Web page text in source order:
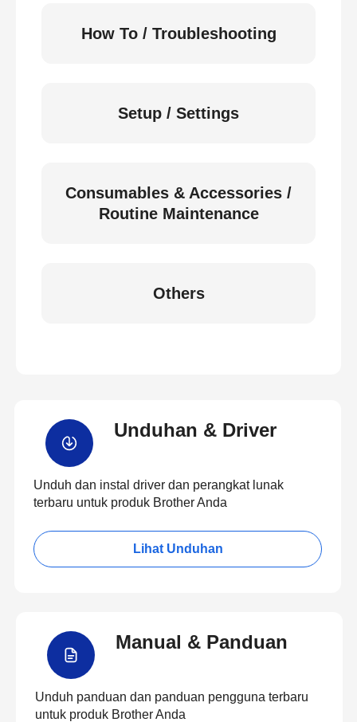
How To / Troubleshooting
Setup / Settings
Consumables & Accessories /
Routine Maintenance
Others
Unduhan & Driver
Unduh dan instal driver dan perangkat lunak
terbaru untuk produk Brother Anda
Lihat Unduhan
Manual & Panduan
Unduh panduan dan panduan pengguna terbaru
untuk produk Brother Anda